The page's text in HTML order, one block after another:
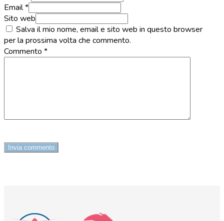
Email *
Sito web
Salva il mio nome, email e sito web in questo browser
per la prossima volta che commento.
Commento *